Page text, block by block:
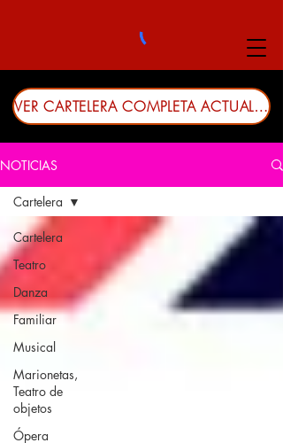
VER CARTELERA COMPLETA ACTUALIZADA
NOTICIAS
Cartelera
Teatro
Danza
Familiar
Musical
Marionetas,
Teatro de
objetos
Ópera
Cartelera